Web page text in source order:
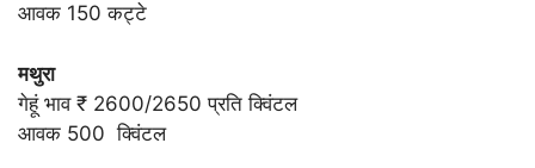
आवक 150 कट्टे
मथुरा
गेहूं भाव ₹ 2600/2650 प्रति क्विंटल
आवक 500 क्विंटल